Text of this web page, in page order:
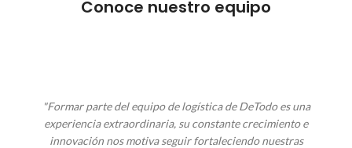
Conoce nuestro equipo
"Formar parte del equipo de logística de DeTodo es una
experiencia extraordinaria, su constante crecimiento e
innovación nos motiva seguir fortaleciendo nuestras